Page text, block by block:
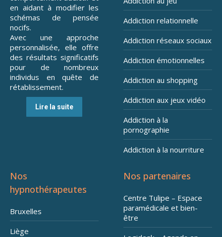
en aidant à modifier les
schémas de pensée
nocifs.
Avec une approche
personnalisée, elle offre
des résultats significatifs
pour de nombreux
individus en quête de
rétablissement.
Lire la suite
Addiction relationnelle
Addiction réseaux sociaux
Addiction émotionnelles
Addiction au shopping
Addiction aux jeux vidéo
Addiction à la
pornographie
Addiction à la nourriture
Nos
hypnothérapeutes
Bruxelles
Liège
Nos partenaires
Centre Tulipe – Espace
paramédicale et bien-
être